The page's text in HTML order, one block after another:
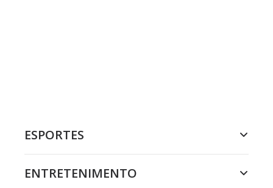
ESPORTES
ENTRETENIMENTO